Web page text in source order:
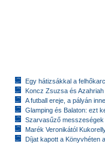
Egy hátizsákkal a
Koncz Zsuzsa és
A futball ereje, a pályán
Glamping és Balaton: ezt
Szarvasűző messzeségek
Marék Veronikától
Díjat kapott a Könyvhéten